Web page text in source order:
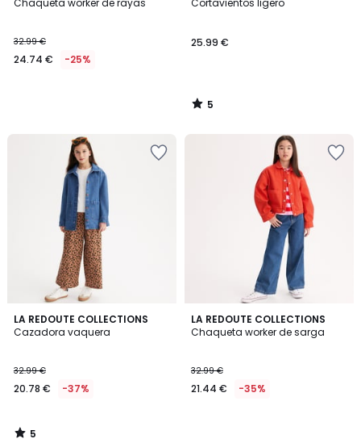
Chaqueta worker de rayas
€
en
descuento
32.99 €
24.74 € -25%
Cortavientos ligero
25.99 €
5
/
LA REDOUTE COLLECTIONS
Cazadora vaquera
32.99 €
20.78 € -37%
5
/
5
/
LA REDOUTE COLLECTIONS
Chaqueta worker de sarga
32.99 €
21.44 € -35%